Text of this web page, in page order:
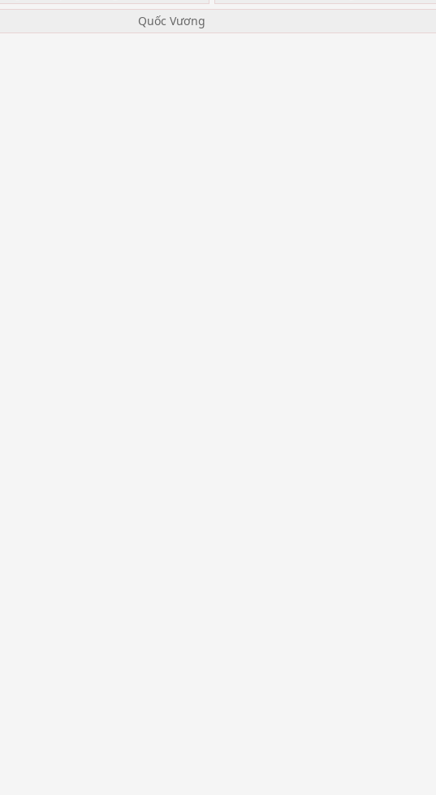
Quốc Vương